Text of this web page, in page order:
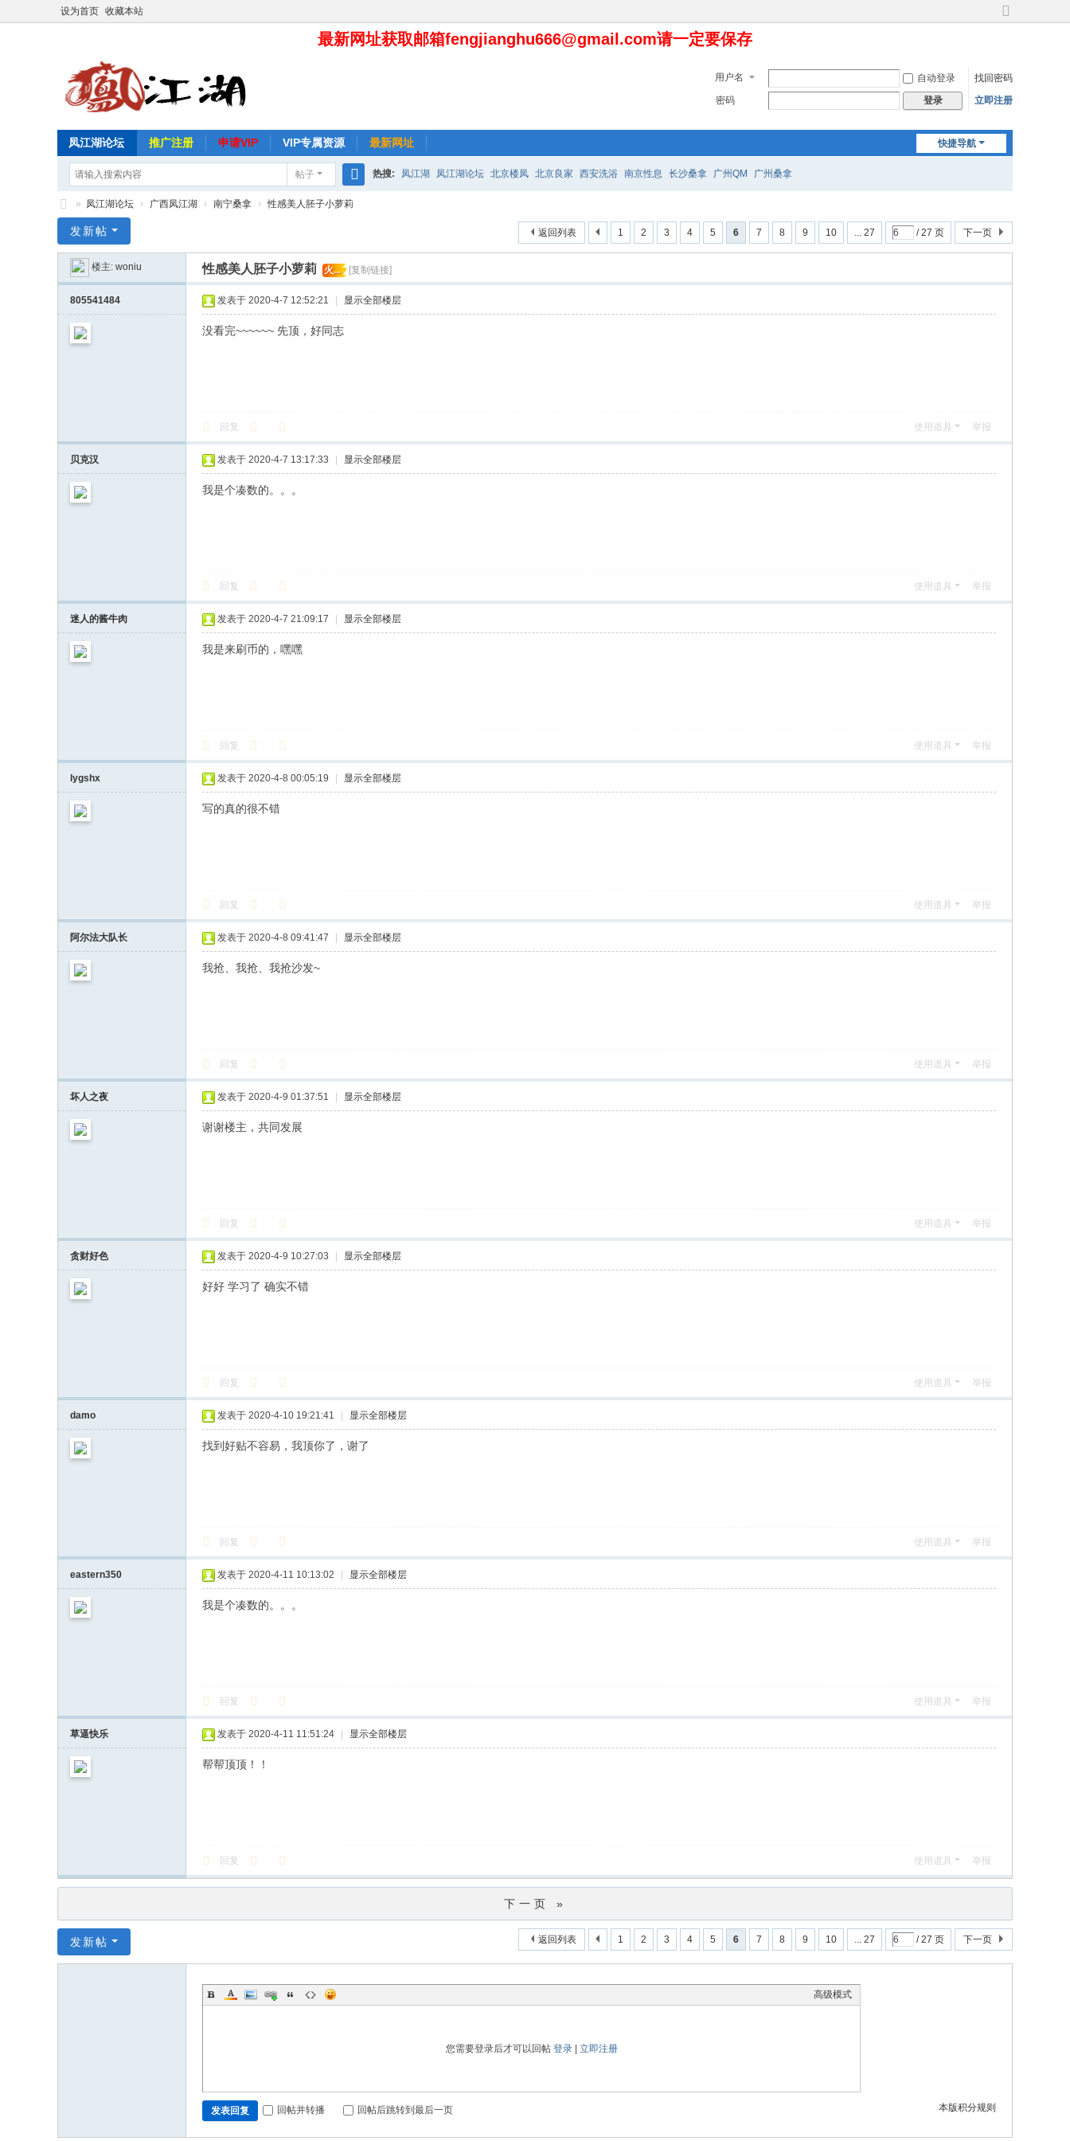
设为首页 收藏本站
切
版
最新网址获取邮箱fengjianghu666@gmail.com请一定要保存
用户名 自动登录
找回密码
密码
登录 立即注册
快捷导航
凤江湖论坛 推广注册 申请VIP VIP专属资源 最新网址
帖子
搜
热搜: 凤江湖 凤江湖论坛 北京楼凤 北京良家 西安洗浴 南京性息 长沙桑拿 广州QM 广州桑拿
江
» 凤江湖论坛 › 广西凤江湖 › 南宁桑拿 › 性感美人胚子小萝莉
1 2 3 4 5 6 7 8 9 10 ... 27 / 27 页 下一页
返回列表
发新帖
楼主: woniu 性感美人胚子小萝莉 火... [复制链接]
805541484 发表于 2020-4-7 12:52:21 显示全部楼层
没看完~~~~~~ 先顶，好同志
回复 使用道具 举报
贝克汉 发表于 2020-4-7 13:17:33 显示全部楼层
我是个凑数的。。。
回复 使用道具 举报
迷人的酱牛肉 发表于 2020-4-7 21:09:17 显示全部楼层
我是来刷币的，嘿嘿
回复 使用道具 举报
lygshx 发表于 2020-4-8 00:05:19 显示全部楼层
写的真的很不错
回复 使用道具 举报
阿尔法大队长 发表于 2020-4-8 09:41:47 显示全部楼层
我抢、我抢、我抢沙发~
回复 使用道具 举报
坏人之夜 发表于 2020-4-9 01:37:51 显示全部楼层
谢谢楼主，共同发展
回复 使用道具 举报
贪财好色 发表于 2020-4-9 10:27:03 显示全部楼层
好好 学习了 确实不错
回复 使用道具 举报
damo 发表于 2020-4-10 19:21:41 显示全部楼层
找到好贴不容易，我顶你了，谢了
回复 使用道具 举报
eastern350 发表于 2020-4-11 10:13:02 显示全部楼层
我是个凑数的。。。
回复 使用道具 举报
草逼快乐 发表于 2020-4-11 11:51:24 显示全部楼层
帮帮顶顶！！
回复 使用道具 举报
下一页 »
1 2 3 4 5 6 7 8 9 10 ... 27 / 27 页 下一页
返回列表
发新帖
高级模式
您需要登录后才可以回帖 登录| 立即注册
本版积分规则
发表回复 回帖并转播 回帖后跳转到最后一页